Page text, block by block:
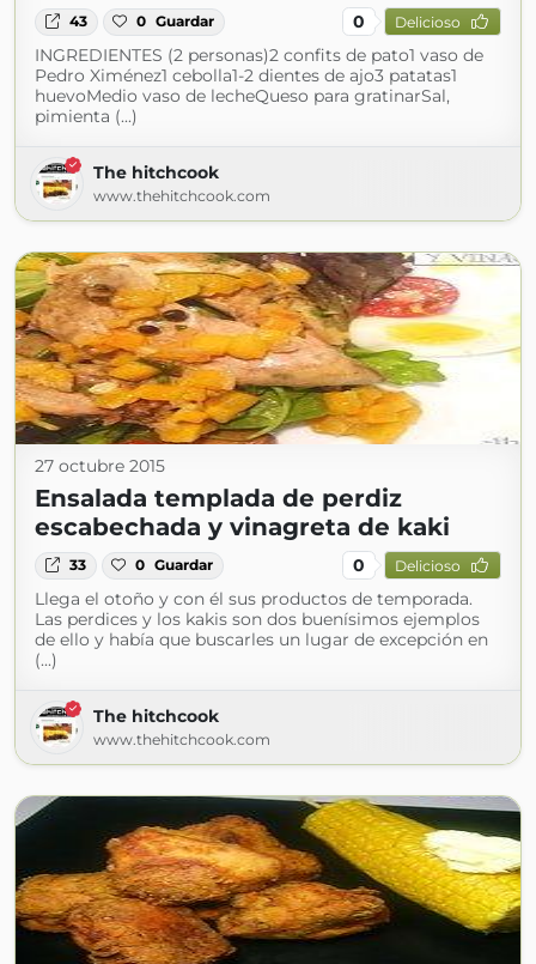
43 0 Guardar 0 Delicioso
INGREDIENTES (2 personas)2 confits de pato1 vaso de
Pedro Ximénez1 cebolla1-2 dientes de ajo3 patatas1
huevoMedio vaso de lecheQueso para gratinarSal,
pimienta (...)
The hitchcook
www.thehitchcook.com
27 octubre 2015
Ensalada templada de perdiz
escabechada y vinagreta de kaki
33 0 Guardar 0 Delicioso
Llega el otoño y con él sus productos de temporada.
Las perdices y los kakis son dos buenísimos ejemplos
de ello y había que buscarles un lugar de excepción en
(...)
The hitchcook
www.thehitchcook.com